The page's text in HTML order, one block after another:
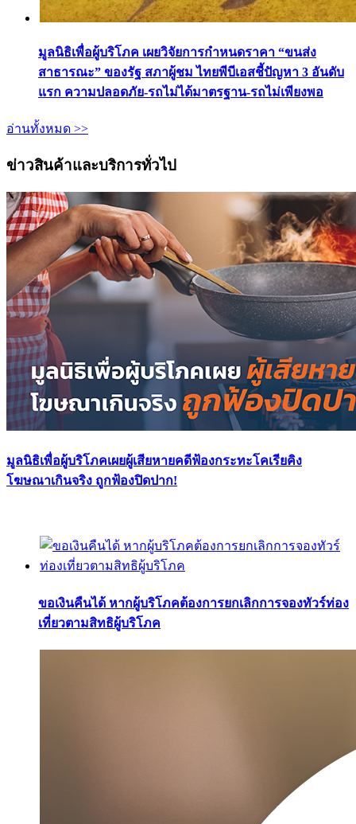
มูลนิธิเพื่อผู้บริโภค เผยวิจัยการกำหนดราคา “ขนส่ง
สาธารณะ” ของรัฐ สภาผู้ชม ไทยพีบีเอสชี้ปัญหา 3 อันดับ
แรก ความปลอดภัย-รถไม่ได้มาตรฐาน-รถไม่เพียงพอ
อ่านทั้งหมด >>
ข่าวสินค้าและบริการทั่วไป
มูลนิธิเพื่อผู้บริโภคเผยผู้เสียหายคดีฟ้องกระทะโคเรียคิง
โฆษณาเกินจริง ถูกฟ้องปิดปาก!
ขอเงินคืนได้ หากผู้บริโภคต้องการยกเลิกการจองทัวร์ท่อง
เที่ยวตามสิทธิผู้บริโภค